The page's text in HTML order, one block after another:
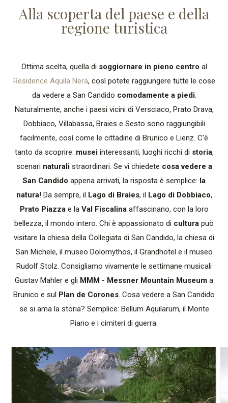
Alla scoperta del paese e della
regione turistica
Ottima scelta, quella di soggiornare in pieno centro al
Residence Aquila Nera, così potete raggiungere tutte le cose
da vedere a San Candido comodamente a piedi.
Naturalmente, anche i paesi vicini di Versciaco, Prato Drava,
Dobbiaco, Villabassa, Braies e Sesto sono raggiungibili
facilmente, così come le cittadine di Brunico e Lienz. C'è
tanto da scoprire: musei interessanti, luoghi ricchi di storia,
scenari naturali straordinari. Se vi chiedete cosa vedere a
San Candido appena arrivati, la risposta è semplice: la
natura! Da sempre, il Lago di Braies, il Lago di Dobbiaco,
Prato Piazzae la Val Fiscalinaaffascinano, con la loro
bellezza, il mondo intero. Chi è appassionato di cultura può
visitare la chiesa della Collegiata di San Candido, la chiesa di
San Michele, il museo Dolomythos, il Grandhotel e il museo
Rudolf Stolz. Consigliamo vivamente le settimane musicali
Gustav Mahler e gli MMM - Messner Mountain Museum a
Brunico e sul Plan de Corones. Cosa vedere a San Candido
se si ama la storia? Semplice: Bellum Aquilarum, il Monte
Piano e i cimiteri di guerra.